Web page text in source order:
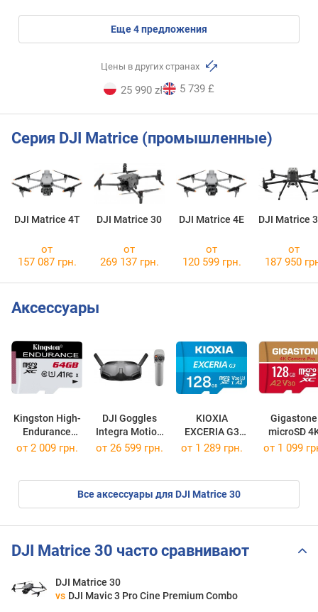
eще4предложения
Цены в других странах
25 990 zł 5 739 £
Серия DJI Matrice (промышленные)
DJI Matrice 4T DJI Matrice 30 DJI Matrice 4E DJI Matrice
от
157 087 грн.
от
269 137 грн.
от
120 599 грн.
от
187 950
Аксессуары
Kingston High-
Endurance
microSD
DJI Goggles
Integra Motion
Combo
KIOXIA
EXCERIA G3
microSD
Gigastone
microSD
Camera
от 2 009 грн. от 26 599 грн. от 1 289 грн. от 1 099
Все аксессуары для DJI Matrice 30
DJI Matrice 30 часто сравнивают
DJI Matrice 30
vs DJI Mavic 3 Pro Cine Premium Combo